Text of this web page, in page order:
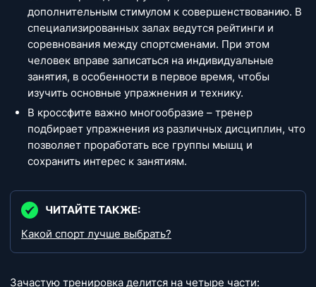
дополнительным стимулом к совершенствованию. В
специализированных залах ведутся рейтинги и
соревнования между спортсменами. При этом
человек вправе записаться на индивидуальные
занятия, в особенности в первое время, чтобы
изучить основные упражнения и технику.
В кроссфите важно многообразие – тренер
подбирает упражнения из различных дисциплин, что
позволяет проработать все группы мышц и
сохранить интерес к занятиям.
ЧИТАЙТЕ ТАКЖЕ:
Какой спорт лучше выбрать?
Зачастую тренировка делится на четыре части: